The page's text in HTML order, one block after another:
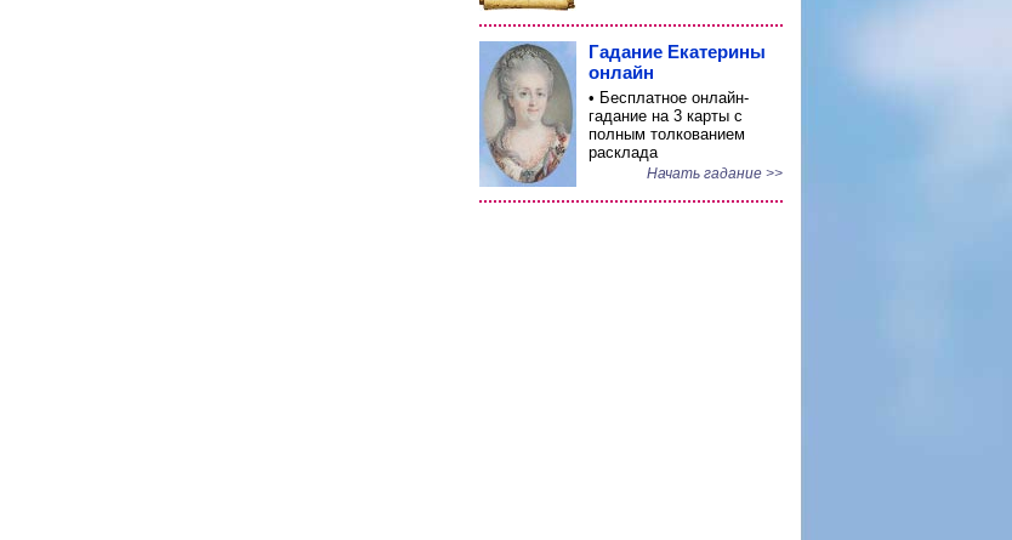
Гадание Екатерины
онлайн
• Бесплатное онлайн-
гадание на 3 карты с
полным толкованием
расклада
Начать гадание >>